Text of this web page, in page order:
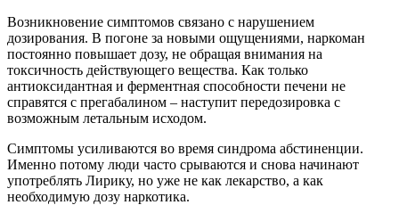
Возникновение симптомов связано с нарушением
дозирования. В погоне за новыми ощущениями, наркоман
постоянно повышает дозу, не обращая внимания на
токсичность действующего вещества. Как только
антиоксидантная и ферментная способности печени не
справятся с прегабалином – наступит передозировка с
возможным летальным исходом.
Симптомы усиливаются во время синдрома абстиненции.
Именно потому люди часто срываются и снова начинают
употреблять Лирику, но уже не как лекарство, а как
необходимую дозу наркотика.